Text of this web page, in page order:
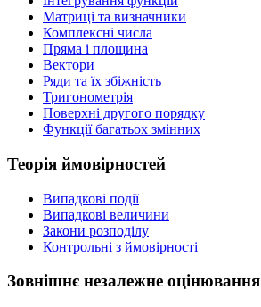
Матриці та визначники
Комплексні числа
Пряма і площина
Вектори
Ряди та їх збіжність
Тригонометрія
Поверхні другого порядку
Функції багатьох змінних
Теорія ймовірностей
Випадкові події
Випадкові величини
Закони розподілу
Контрольні з ймовірності
Зовнішнє незалежне оцінювання